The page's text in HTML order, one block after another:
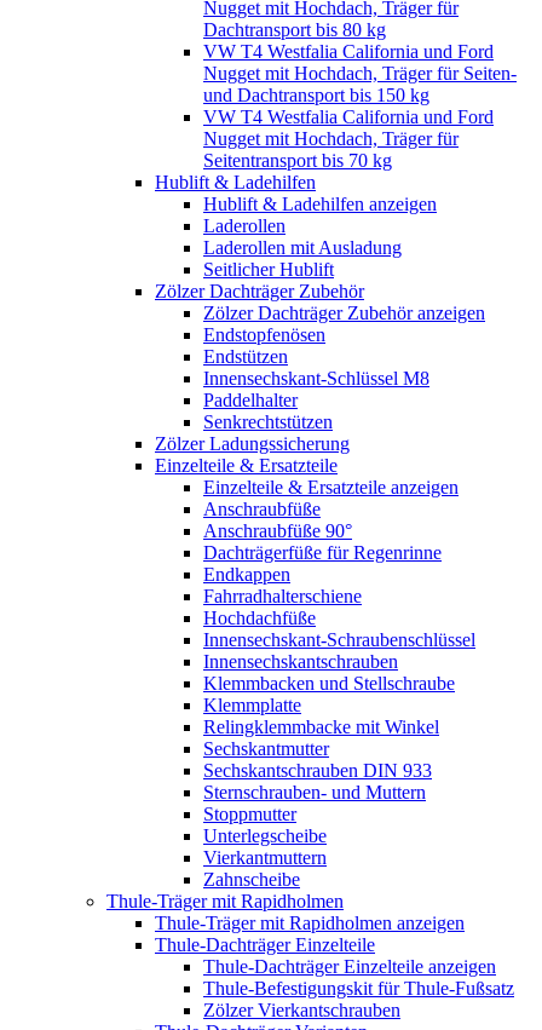
Nugget mit Hochdach, Träger für
Dachtransport bis 80 kg
VW T4 Westfalia California und Ford
Nugget mit Hochdach, Träger für Seiten-
und Dachtransport bis 150 kg
VW T4 Westfalia California und Ford
Nugget mit Hochdach, Träger für
Seitentransport bis 70 kg
Hublift & Ladehilfen
Hublift & Ladehilfen anzeigen
Laderollen
Laderollen mit Ausladung
Seitlicher Hublift
Zölzer Dachträger Zubehör
Zölzer Dachträger Zubehör anzeigen
Endstopfenösen
Endstützen
Innensechskant-Schlüssel M8
Paddelhalter
Senkrechtstützen
Zölzer Ladungssicherung
Einzelteile & Ersatzteile
Einzelteile & Ersatzteile anzeigen
Anschraubfüße
Anschraubfüße 90°
Dachträgerfüße für Regenrinne
Endkappen
Fahrradhalterschiene
Hochdachfüße
Innensechskant-Schraubenschlüssel
Innensechskantschrauben
Klemmbacken und Stellschraube
Klemmplatte
Relingklemmbacke mit Winkel
Sechskantmutter
Sechskantschrauben DIN 933
Sternschrauben- und Muttern
Stoppmutter
Unterlegscheibe
Vierkantmuttern
Zahnscheibe
Thule-Träger mit Rapidholmen
Thule-Träger mit Rapidholmen anzeigen
Thule-Dachträger Einzelteile
Thule-Dachträger Einzelteile anzeigen
Thule-Befestigungskit für Thule-Fußsatz
Zölzer Vierkantschrauben